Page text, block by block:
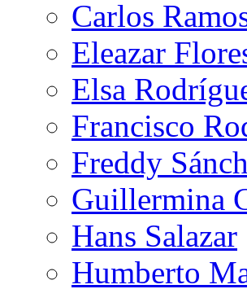
Carlos
Eleazar
Elsa
Francisco
Freddy
Guillermina
Hans Salazar
Humberto